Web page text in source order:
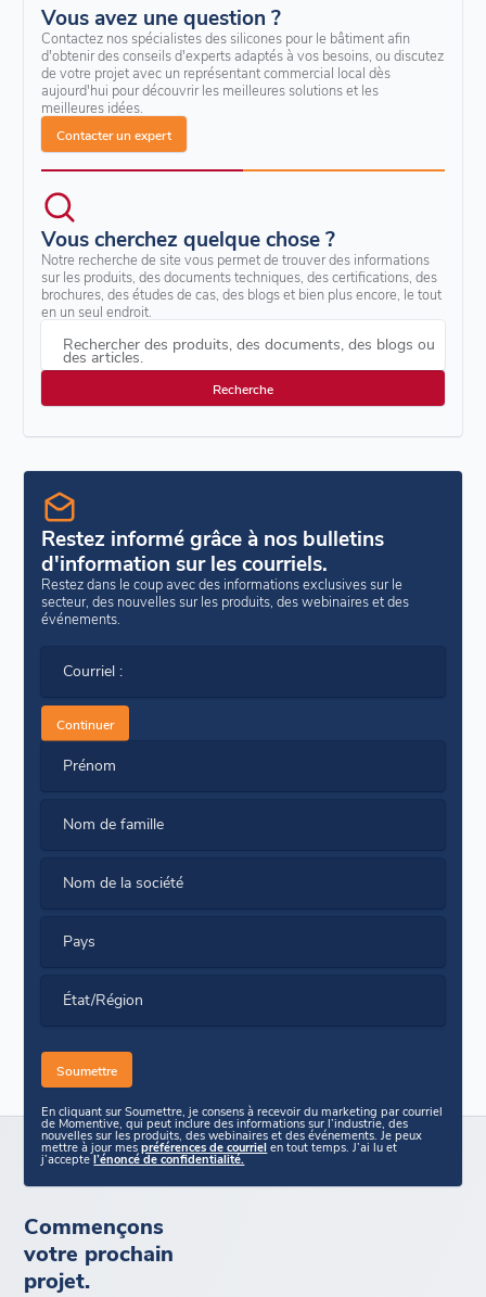
Vous avez une question ?
Contactez nos spécialistes des silicones pour le bâtiment afin
d'obtenir des conseils d'experts adaptés à vos besoins, ou discutez
de votre projet avec un représentant commercial local dès
aujourd'hui pour découvrir les meilleures solutions et les
meilleures idées.
Contacter un expert
Vous cherchez quelque chose ?
Notre recherche de site vous permet de trouver des informations
sur les produits, des documents techniques, des certifications, des
brochures, des études de cas, des blogs et bien plus encore, le tout
en un seul endroit.
Rechercher des produits, des documents, des blogs ou
des articles.
Restez informé grâce à nos bulletins
d'information sur les courriels.
Restez dans le coup avec des informations exclusives sur le
secteur, des nouvelles sur les produits, des webinaires et des
événements.
Courriel :
Continuer
Prénom
Nom de famille
Nom de la société
Pays
État/Région
En cliquant sur Soumettre, je consens à recevoir du marketing par courriel
de Momentive, qui peut inclure des informations sur l’industrie, des
nouvelles sur les produits, des webinaires et des événements. Je peux
mettre à jour mespréférences de courriel en tout temps. J’ai lu et
j’acceptel’énoncé de confidentialité.
Commençons
votre prochain
projet.